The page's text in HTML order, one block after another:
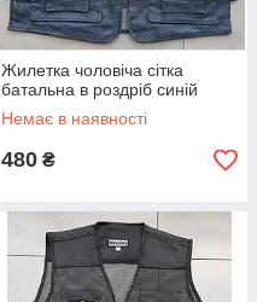
Жилетка чоловіча сітка
батальна в роздріб синій
Немає в наявності
480 ₴